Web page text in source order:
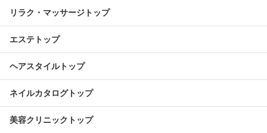
リラク・マッサージトップ
エステトップ
ヘアスタイルトップ
ネイルカタログトップ
美容クリニックトップ